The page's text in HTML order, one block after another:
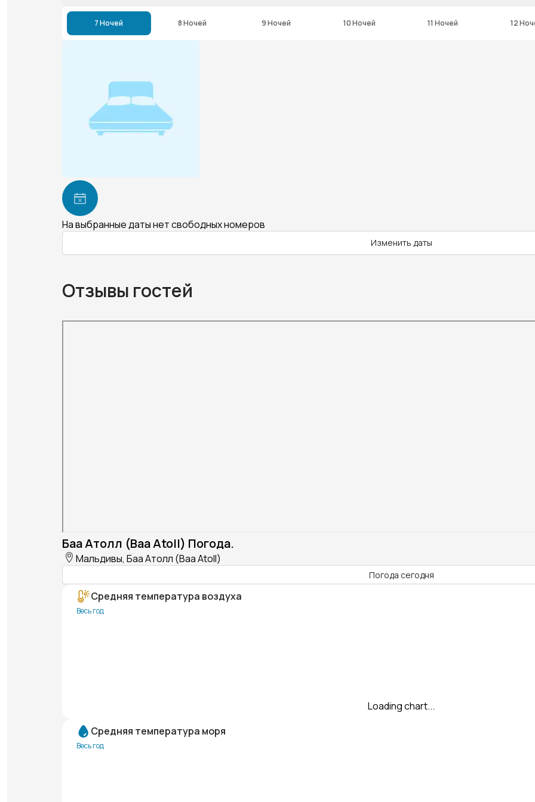
7 Ночей 8 Ночей 9 Ночей 10 Ночей 11 Ночей 12
На выбранные даты нет свободных номеров
Изменить даты
Отзывы гостей
Баа Атолл (Baa Atoll) Погода.
Мальдивы, Баа Атолл (Baa Atoll)
Погода сегодня
Средняя температура воздуха
Весь год
Loading chart...
Средняя температура моря
Весь год